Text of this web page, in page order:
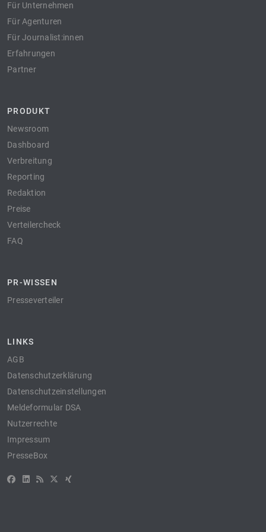
Für Unternehmen
Für Agenturen
Für Journalist:innen
Erfahrungen
Partner
PRODUKT
Newsroom
Dashboard
Verbreitung
Reporting
Redaktion
Preise
Verteilercheck
FAQ
PR-WISSEN
Presseverteiler
LINKS
AGB
Datenschutzerklärung
Datenschutzeinstellungen
Meldeformular DSA
Nutzerrechte
Impressum
PresseBox